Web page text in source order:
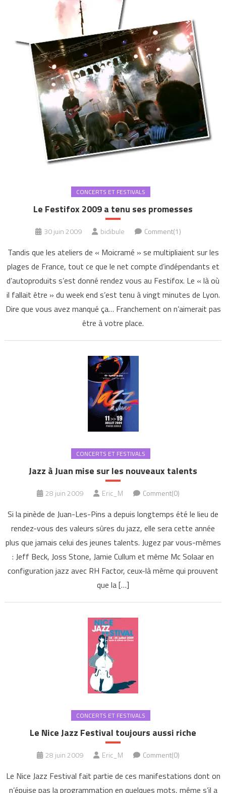
CONCERTS ET FESTIVALS
Le Festifox 2009 a tenu ses promesses
30 juin 2009 bidibule Comment(1)
Tandis que les ateliers de « Moicramé » se multipliaient sur les
plages de France, tout ce que le net compte d’indépendants et
d’autoproduits s’est donné rendez vous au Festifox. Le « là où
il fallait être » du week end s’est tenu à vingt minutes de Lyon.
Dire que vous avez manqué ça… Franchement on n’aimerait pas
être à votre place.
CONCERTS ET FESTIVALS
Jazz à Juan mise sur les nouveaux talents
28 juin 2009 Eric_M Comment(0)
Si la pinède de Juan-Les-Pins a depuis longtemps été le lieu de
rendez-vous des valeurs sûres du jazz, elle sera cette année
plus que jamais celui des jeunes talents. Jugez par vous-mêmes
: Jeff Beck, Joss Stone, Jamie Cullum et même Mc Solaar en
configuration jazz avec RH Factor, ceux-là même qui prouvent
que la […]
CONCERTS ET FESTIVALS
Le Nice Jazz Festival toujours aussi riche
28 juin 2009 Eric_M Comment(0)
Le Nice Jazz Festival fait partie de ces manifestations dont on
n’épuise pas la programmation en quelques mots, même s’il a